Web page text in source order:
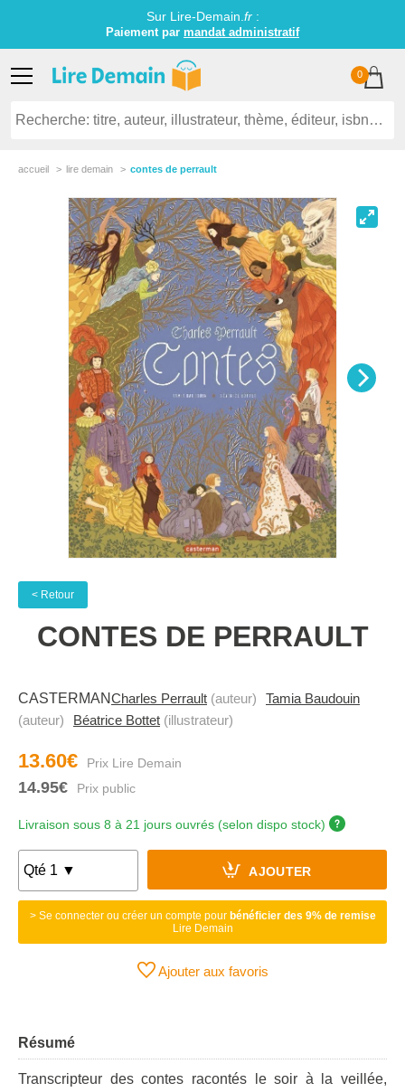
Sur Lire-Demain. fr:
Paiement par mandat administratif
0
accueil lire demain contes de perrault
< Retour
CONTES DE PERRAULT
CASTERMANCharles Perrault (auteur)
Tamia Baudouin
(auteur)
Béatrice Bottet (illustrateur)
13.60€
14.95€
Livraison sous 8 à 21 jours ouvrés (selon dispo stock)
AJOUTER
> Se connecter ou créer un compte pour bénéficier des 9% de remise
Lire Demain
Ajouter aux favoris
Résumé
Transcripteur des contes racontés le soir à la veillée,